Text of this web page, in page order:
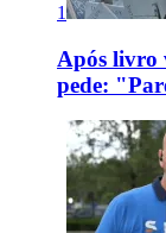
1
Após livro
pede: